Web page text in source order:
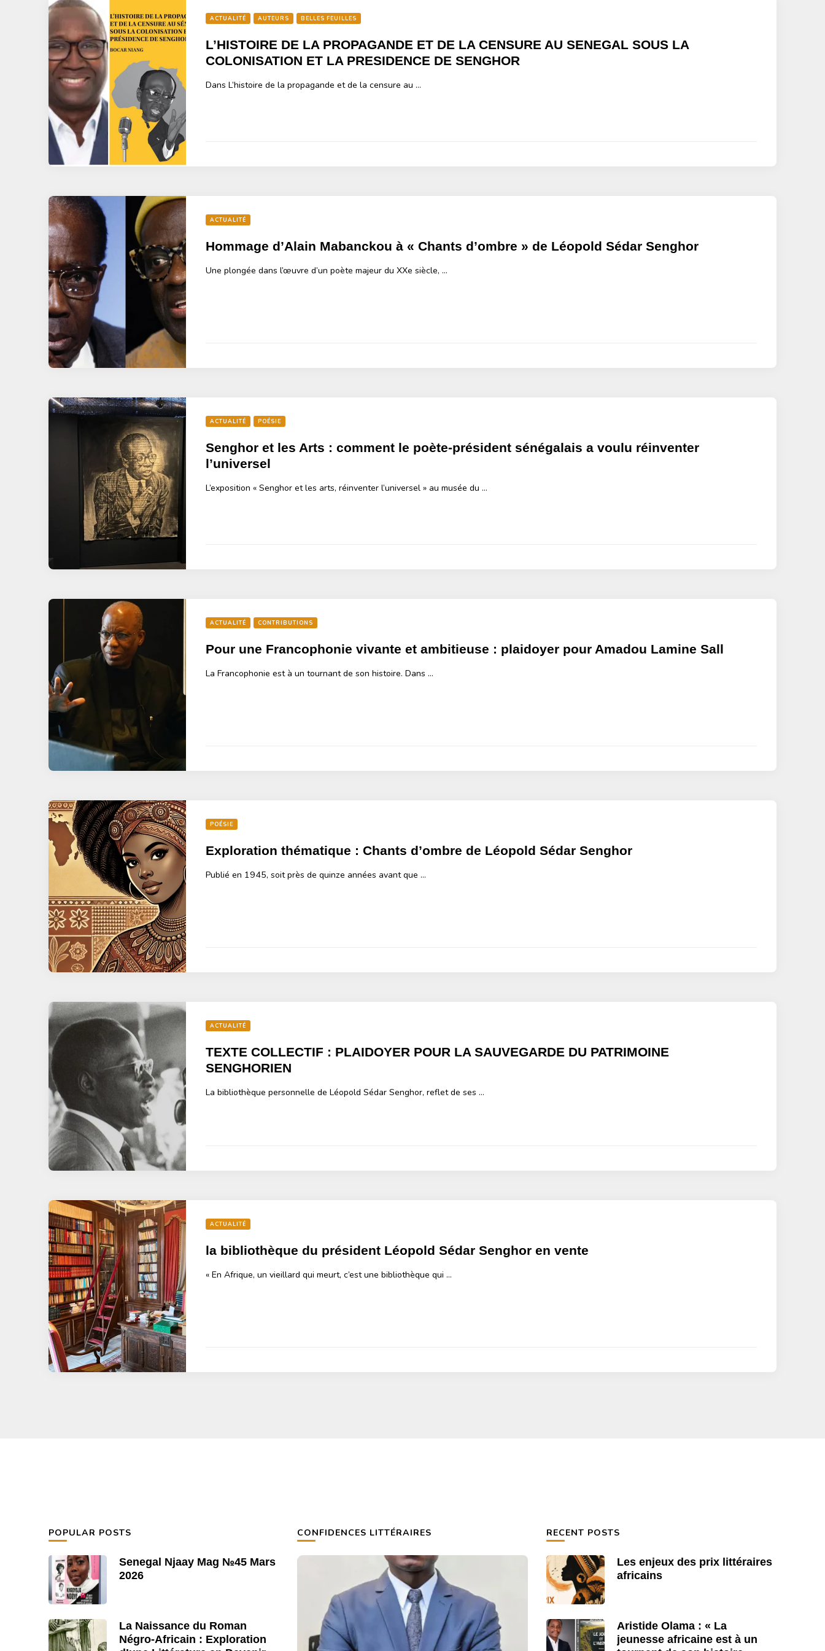
ACTUALITÉ AUTEURS BELLES FEUILLES
L’HISTOIRE DE LA PROPAGANDE ET DE LA CENSURE AU SENEGAL SOUS LA
COLONISATION ET LA PRESIDENCE DE SENGHOR
Dans L’histoire de la propagande et de la censure au …
ACTUALITÉ
Hommage d’Alain Mabanckou à « Chants d’ombre » de Léopold Sédar Senghor
Une plongée dans l’œuvre d’un poète majeur du XXe siècle, …
ACTUALITÉ POÉSIE
Senghor et les Arts : comment le poète-président sénégalais a voulu réinventer
l’universel
L’exposition « Senghor et les arts, réinventer l’universel » au musée du …
ACTUALITÉ CONTRIBUTIONS
Pour une Francophonie vivante et ambitieuse : plaidoyer pour Amadou Lamine Sall
La Francophonie est à un tournant de son histoire. Dans …
POÉSIE
Exploration thématique : Chants d’ombre de Léopold Sédar Senghor
Publié en 1945, soit près de quinze années avant que …
ACTUALITÉ
TEXTE COLLECTIF : PLAIDOYER POUR LA SAUVEGARDE DU PATRIMOINE
SENGHORIEN
La bibliothèque personnelle de Léopold Sédar Senghor, reflet de ses …
ACTUALITÉ
la bibliothèque du président Léopold Sédar Senghor en vente
« En Afrique, un vieillard qui meurt, c’est une bibliothèque qui …
POPULAR POSTS
Senegal Njaay Mag №45 Mars
2026
La Naissance du Roman
Négro-Africain : Exploration
CONFIDENCES LITTÉRAIRES RECENT POSTS
Les enjeux des prix littéraires
africains
Aristide Olama : « La
jeunesse africaine est à un